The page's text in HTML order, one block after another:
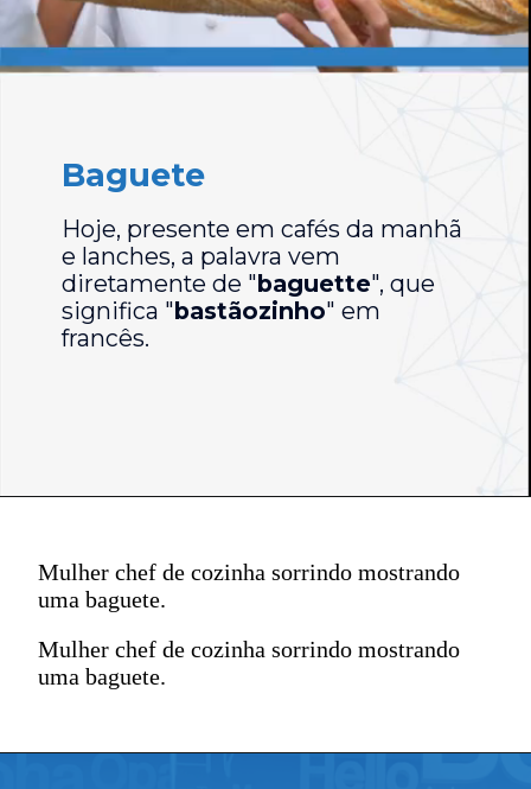
Hoje, presente em cafés da manhã
e lanches, a palavra vem
diretamente de "baguette", que
significa "bastãozinho" em
francês.
Baguete
Mulher chef de cozinha sorrindo mostrando
uma baguete.
Mulher chef de cozinha sorrindo mostrando
uma baguete.